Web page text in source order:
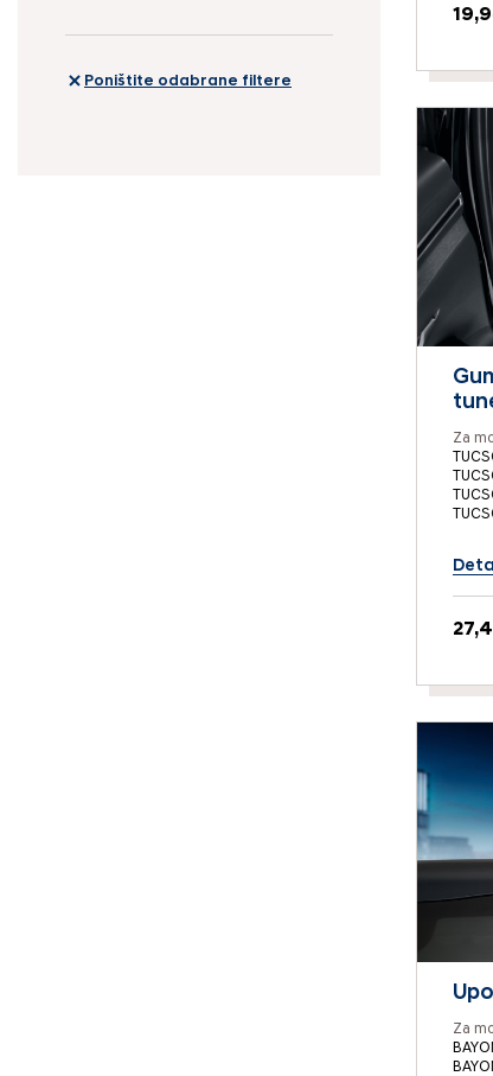
Poništite odabrane filtere
Za
Za